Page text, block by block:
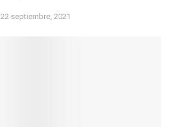
22 septiembre, 2021